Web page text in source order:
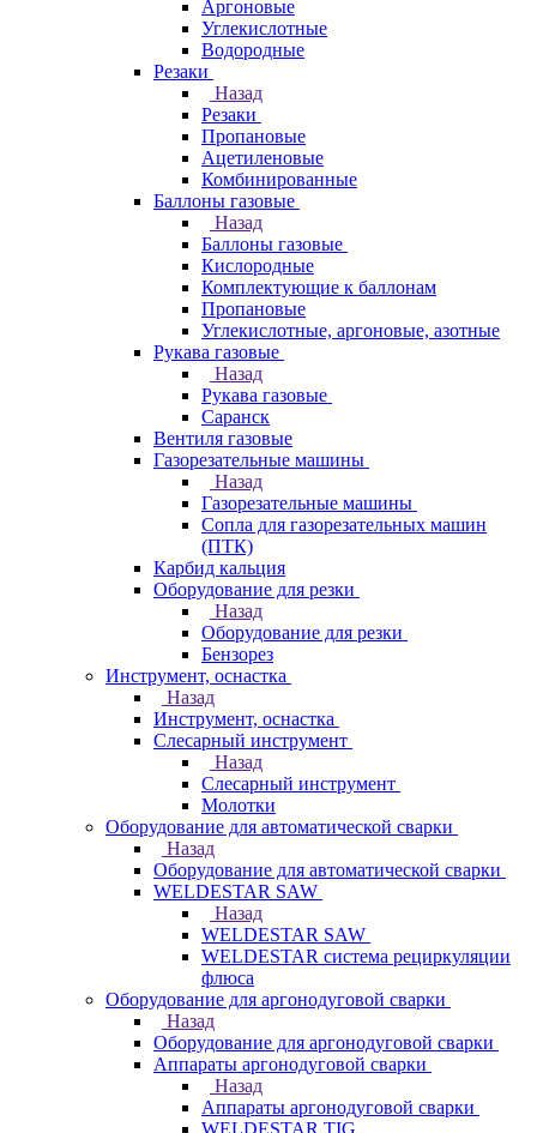
Аргоновые
Углекислотные
Водородные
Резаки
Назад
Резаки
Пропановые
Ацетиленовые
Комбинированные
Баллоны газовые
Назад
Баллоны газовые
Кислородные
Комплектующие к баллонам
Пропановые
Углекислотные, аргоновые, азотные
Рукава газовые
Назад
Рукава газовые
Саранск
Вентиля газовые
Газорезательные машины
Назад
Газорезательные машины
Сопла для газорезательных машин
(ПТК)
Карбид кальция
Оборудование для резки
Назад
Оборудование для резки
Бензорез
Инструмент, оснастка
Назад
Инструмент, оснастка
Слесарный инструмент
Назад
Слесарный инструмент
Молотки
Оборудование для автоматической сварки
Назад
Оборудование для автоматической сварки
WELDESTAR SAW
Назад
WELDESTAR SAW
WELDESTAR система рециркуляции
флюса
Оборудование для аргонодуговой сварки
Назад
Оборудование для аргонодуговой сварки
Аппараты аргонодуговой сварки
Назад
Аппараты аргонодуговой сварки
WELDESTAR TIG